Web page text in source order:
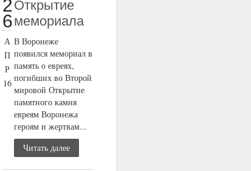
2
6
А
П
Р
16
Открытие
мемориала
В Воронеже
появился мемориал в
память о евреях,
погибших во Второй
мировой Открытие
памятного камня
евреям Воронежа
героям и жертвам...
Читать далее